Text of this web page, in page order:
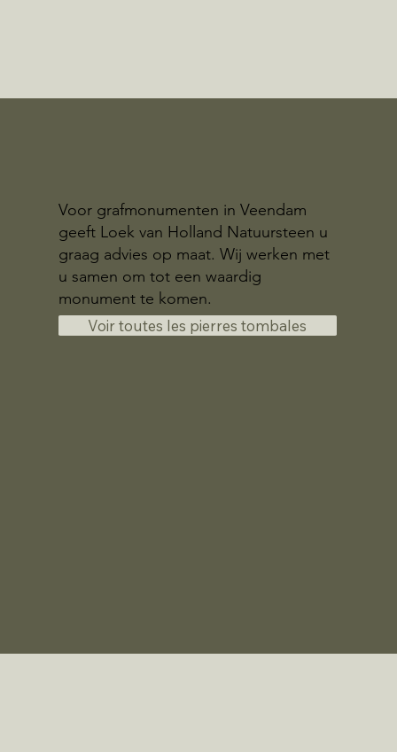
Voor grafmonumenten in Veendam
geeft Loek van Holland Natuursteen u
graag advies op maat. Wij werken met
u samen om tot een waardig
monument te komen.
Voir toutes les pierres tombales